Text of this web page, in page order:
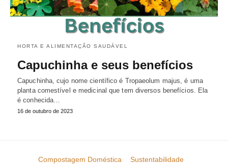
HORTA E ALIMENTAÇÃO SAUDÁVEL
Capuchinha e seus benefícios
Capuchinha, cujo nome científico é Tropaeolum majus, é uma
planta comestível e medicinal que tem diversos benefícios. Ela
é conhecida…
16 de outubro de 2023
Compostagem Doméstica Sustentabilidade